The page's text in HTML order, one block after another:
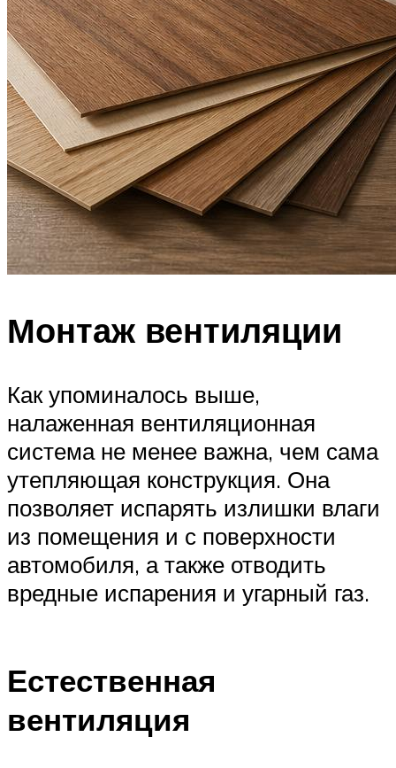
Монтаж вентиляции
Как упоминалось выше,
налаженная вентиляционная
система не менее важна, чем сама
утепляющая конструкция. Она
позволяет испарять излишки влаги
из помещения и с поверхности
автомобиля, а также отводить
вредные испарения и угарный газ.
Естественная
вентиляция